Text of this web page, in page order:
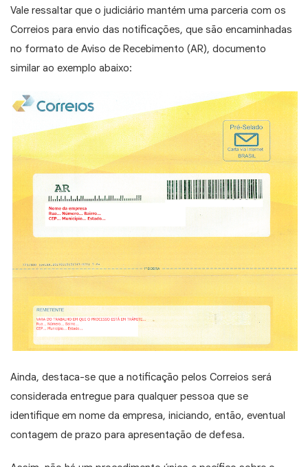
Vale ressaltar que o judiciário mantém uma parceria com os
Correios para envio das notificações, que são encaminhadas
no formato de Aviso de Recebimento (AR), documento
similar ao exemplo abaixo:
Ainda, destaca-se que a notificação pelos Correios será
considerada entregue para qualquer pessoa que se
identifique em nome da empresa, iniciando, então, eventual
contagem de prazo para apresentação de defesa.